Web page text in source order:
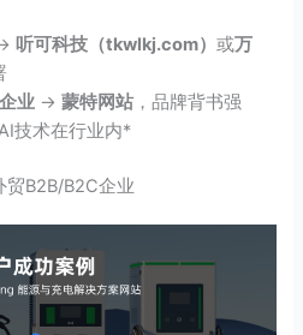
听可科技（tkwlkj.com）或万
业 →蒙特网站 ，品牌背书强
AI技术在行业内*
B2B/B2C企业